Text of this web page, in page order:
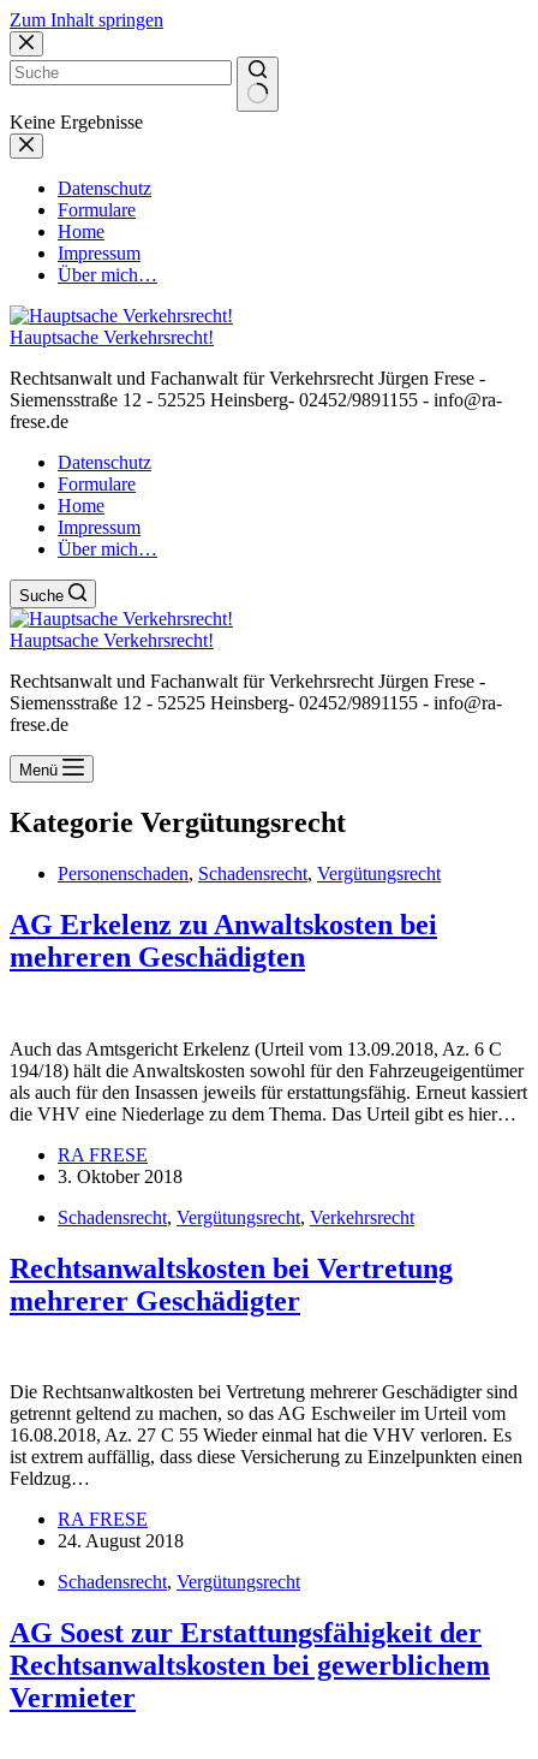
Zum Inhalt springen
Keine Ergebnisse
Datenschutz
Formulare
Home
Impressum
Über mich…
Hauptsache Verkehrsrecht!
Rechtsanwalt und Fachanwalt für Verkehrsrecht Jürgen Frese -
Siemensstraße 12 - 52525 Heinsberg- 02452/9891155 - info@ra-
frese.de
Datenschutz
Formulare
Home
Impressum
Über mich…
Suche
Hauptsache Verkehrsrecht!
Rechtsanwalt und Fachanwalt für Verkehrsrecht Jürgen Frese -
Siemensstraße 12 - 52525 Heinsberg- 02452/9891155 - info@ra-
frese.de
Menü
Kategorie Vergütungsrecht
Personenschaden, Schadensrecht, Vergütungsrecht
AG Erkelenz zu Anwaltskosten bei
mehreren Geschädigten
Auch das Amtsgericht Erkelenz (Urteil vom 13.09.2018, Az. 6 C
194/18) hält die Anwaltskosten sowohl für den Fahrzeugeigentümer
als auch für den Insassen jeweils für erstattungsfähig. Erneut kassiert
die VHV eine Niederlage zu dem Thema. Das Urteil gibt es hier…
RA FRESE
3. Oktober 2018
Schadensrecht, Vergütungsrecht, Verkehrsrecht
Rechtsanwaltskosten bei Vertretung
mehrerer Geschädigter
Die Rechtsanwaltkosten bei Vertretung mehrerer Geschädigter sind
getrennt geltend zu machen, so das AG Eschweiler im Urteil vom
16.08.2018, Az. 27 C 55 Wieder einmal hat die VHV verloren. Es
ist extrem auffällig, dass diese Versicherung zu Einzelpunkten einen
Feldzug…
RA FRESE
24. August 2018
Schadensrecht, Vergütungsrecht
AG Soest zur Erstattungsfähigkeit der
Rechtsanwaltskosten bei gewerblichem
Vermieter